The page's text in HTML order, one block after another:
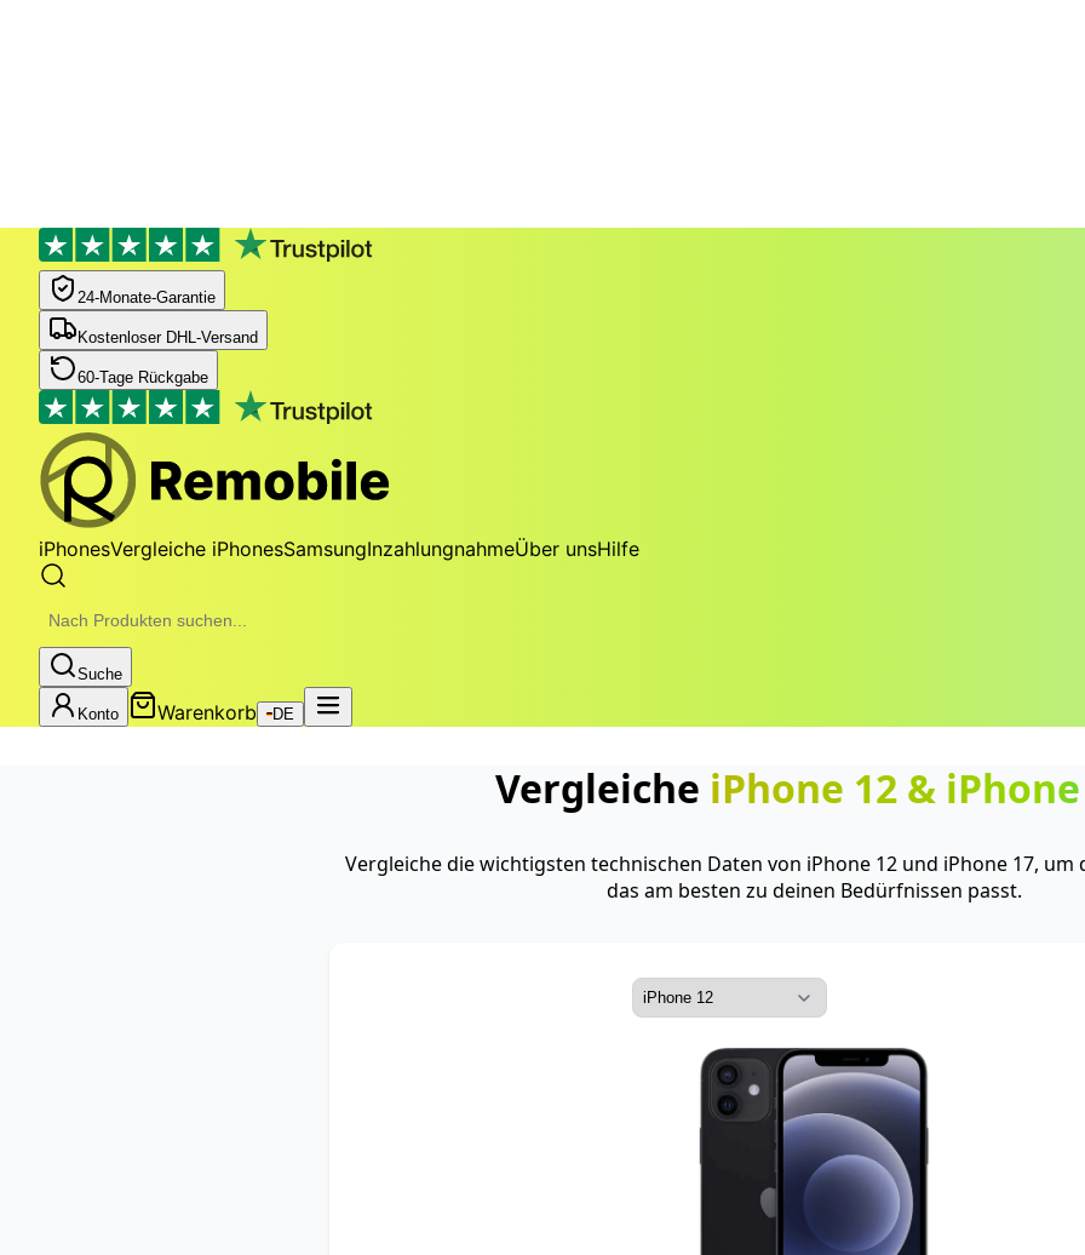
24‑Monate‑Garantie
Kostenloser DHL-Versand
60-Tage Rückgabe
iPhonesVergleiche iPhonesSamsungInzahlungnahmeÜber unsHilfe
Suche
Konto Warenkorb DE
Vergleiche iPhone 12 &
Vergleiche die wichtigsten technischen Daten von iPhone 12 und iPhone 17, um
das am besten zu deinen Bedürfnissen passt.